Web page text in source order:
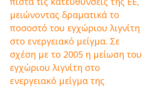
μειώνοντας δραματικά το
ποσοστό του εγχώριου λιγνίτη
στο ενεργειακό μείγμα. Σε
σχέση με το 2005 η μείωση του
εγχώριου λιγνίτη στο
ενεργειακό μείγμα της